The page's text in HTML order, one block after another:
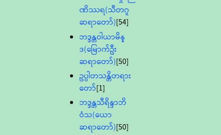
ဏိဿရ(သီတဂူ
ဆရာတော်)[54]
ဘဒ္ဒန္တဝါယာမိန္
ဒ(မြောက်ဦး
ဆရာတော်)[50]
ဥပ္ပါတသန္တိတရား
တော်[1]
ဘဒ္ဒန္တသီရိန္ဒာဘိ
ဝံသ(ယော
ဆရာတော်)[50]